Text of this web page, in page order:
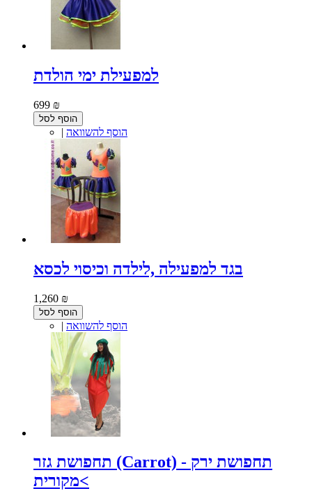
למפעילת ימי הולדת
699 ₪
הוסף לסל
| הוסף להשוואה
בגד למפעילה ,לילדה וכיסוי לכסא
1,260 ₪
הוסף לסל
| הוסף להשוואה
תחפושת גזר (Carrot) - תחפושת ירק
מקורית<